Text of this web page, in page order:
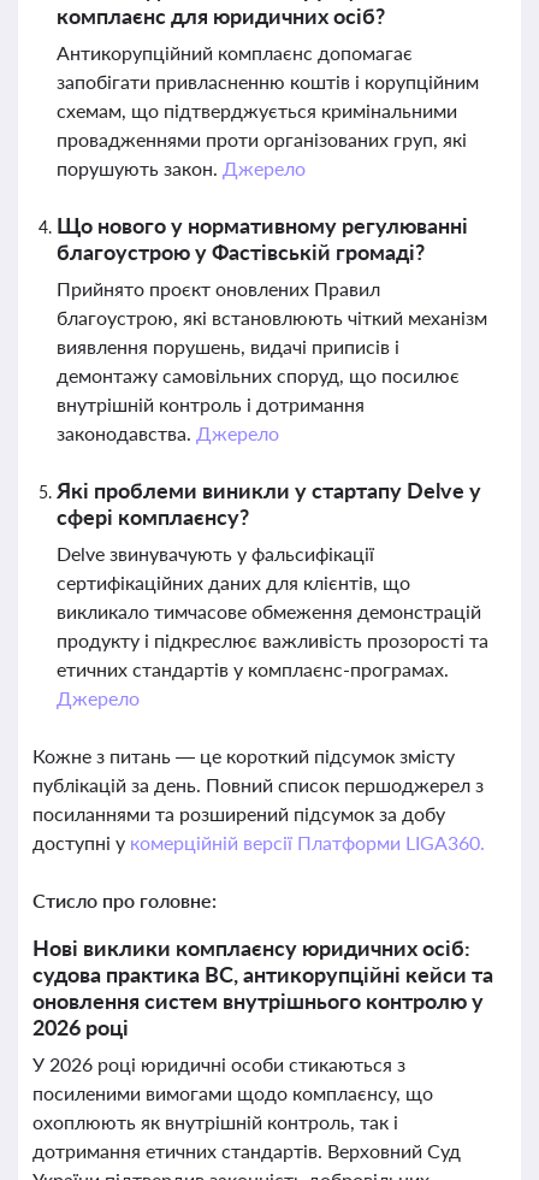
комплаєнс для юридичних осіб?
Антикорупційний комплаєнс допомагає
запобігати привласненню коштів і корупційним
схемам, що підтверджується кримінальними
провадженнями проти організованих груп, які
порушують закон. Джерело
Що нового у нормативному регулюванні
благоустрою у Фастівській громаді?
Прийнято проєкт оновлених Правил
благоустрою, які встановлюють чіткий механізм
виявлення порушень, видачі приписів і
демонтажу самовільних споруд, що посилює
внутрішній контроль і дотримання
законодавства. Джерело
Які проблеми виникли у стартапу Delve у
сфері комплаєнсу?
Delve звинувачують у фальсифікації
сертифікаційних даних для клієнтів, що
викликало тимчасове обмеження демонстрацій
продукту і підкреслює важливість прозорості та
етичних стандартів у комплаєнс-програмах.
Джерело
Кожне з питань — це короткий підсумок змісту
публікацій за день. Повний список першоджерел з
посиланнями та розширений підсумок за добу
доступні у комерційній версії Платформи LIGA360.
Стисло про головне:
Нові виклики комплаєнсу юридичних осіб:
судова практика ВС, антикорупційні кейси та
оновлення систем внутрішнього контролю у
2026 році
У 2026 році юридичні особи стикаються з
посиленими вимогами щодо комплаєнсу, що
охоплюють як внутрішній контроль, так і
дотримання етичних стандартів. Верховний Суд